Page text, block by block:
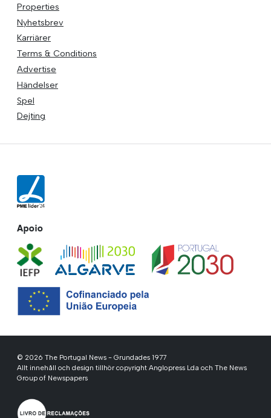
Properties
Nyhetsbrev
Karriärer
Terms & Conditions
Advertise
Händelser
Spel
Dejting
Apoio
© 2026 The Portugal News - Grundades 1977
Allt innehåll och design tillhör copyright Anglopress Lda och The News
Group of Newspapers